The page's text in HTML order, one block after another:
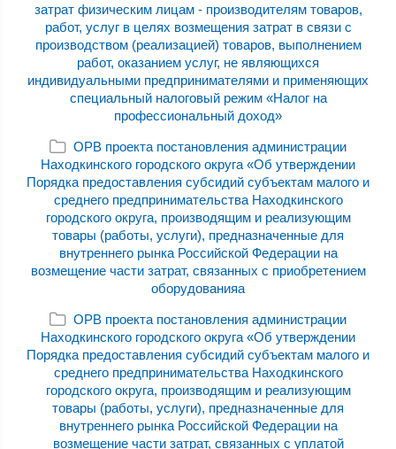
затрат физическим лицам - производителям товаров,
работ, услуг в целях возмещения затрат в связи с
производством (реализацией) товаров, выполнением
работ, оказанием услуг, не являющихся
индивидуальными предпринимателями и применяющих
специальный налоговый режим «Налог на
профессиональный доход»
ОРВ проекта постановления администрации
Находкинского городского округа «Об утверждении
Порядка предоставления субсидий субъектам малого и
среднего предпринимательства Находкинского
городского округа, производящим и реализующим
товары (работы, услуги), предназначенные для
внутреннего рынка Российской Федерации на
возмещение части затрат, связанных с приобретением
оборудованияа
ОРВ проекта постановления администрации
Находкинского городского округа «Об утверждении
Порядка предоставления субсидий субъектам малого и
среднего предпринимательства Находкинского
городского округа, производящим и реализующим
товары (работы, услуги), предназначенные для
внутреннего рынка Российской Федерации на
возмещение части затрат, связанных с уплатой